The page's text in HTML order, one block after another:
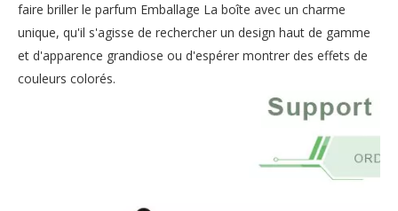
faire briller le parfum Emballage La boîte avec un charme
unique, qu'il s'agisse de rechercher un design haut de gamme
et d'apparence grandiose ou d'espérer montrer des effets de
couleurs colorés.